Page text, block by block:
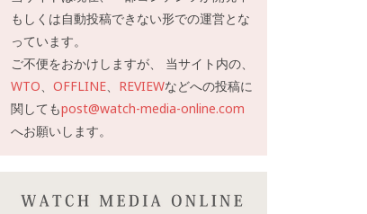
もしくは自動投稿できない形での運営とな
っています。
ご不便をおかけしますが、 当サイト内の、
WTO
OFFLINE REVIEWなどへの投稿に
関してもpost@watch-media-online.com
へお願いします。